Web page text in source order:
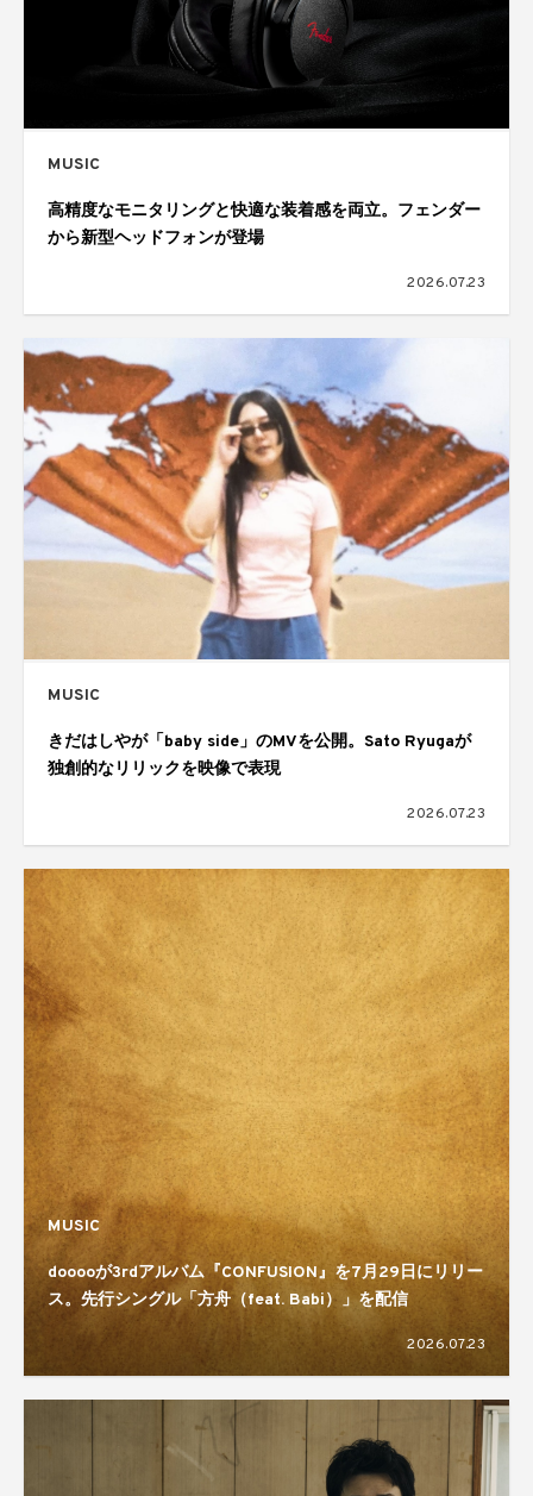
MUSIC
高精度なモニタリングと快適な装着感を両立。フェンダー
から新型ヘッドフォンが登場
2026.07.23
MUSIC
きだはしやが「baby side」のMVを公開。Sato Ryugaが
独創的なリリックを映像で表現
2026.07.23
MUSIC
dooooが3rdアルバム『CONFUSION』を7月29日にリリー
ス。先行シングル「方舟（feat. Babi）」を配信
2026.07.23